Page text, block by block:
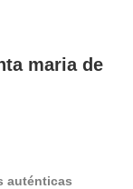
maria de
auténticas